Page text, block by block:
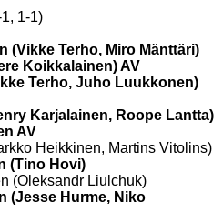
1-1)
(Vikke Terho, Miro Mänttäri)
Koikkalainen) AV
Terho, Juho Luukkonen)
Karjalainen, Roope Lantta)
AV
Heikkinen, Martins Vitolins)
(Tino Hovi)
(Oleksandr Liulchuk)
(Jesse Hurme, Niko